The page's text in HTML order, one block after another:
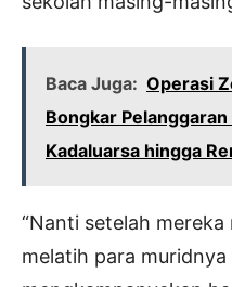
Baca Juga: Operasi
Bongkar
Kadaluarsa hingga
“Nanti setelah
melatih para